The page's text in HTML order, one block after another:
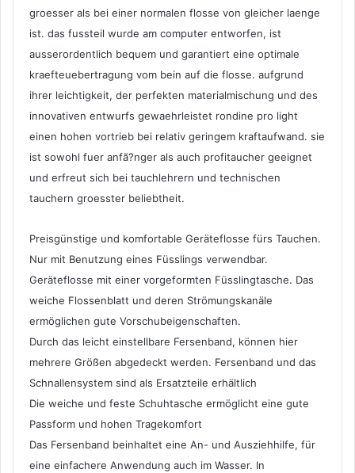
groesser als bei einer normalen flosse von gleicher laenge
ist. das fussteil wurde am computer entworfen, ist
ausserordentlich bequem und garantiert eine optimale
kraefteuebertragung vom bein auf die flosse. aufgrund
ihrer leichtigkeit, der perfekten materialmischung und des
innovativen entwurfs gewaehrleistet rondine pro light
einen hohen vortrieb bei relativ geringem kraftaufwand. sie
ist sowohl fuer anfã?nger als auch profitaucher geeignet
und erfreut sich bei tauchlehrern und technischen
tauchern groesster beliebtheit.
Preisgünstige und komfortable Geräteflosse fürs Tauchen.
Nur mit Benutzung eines Füsslings verwendbar.
Geräteflosse mit einer vorgeformten Füsslingtasche. Das
weiche Flossenblatt und deren Strömungskanäle
ermöglichen gute Vorschubeigenschaften.
Durch das leicht einstellbare Fersenband, können hier
mehrere Größen abgedeckt werden. Fersenband und das
Schnallensystem sind als Ersatzteile erhältlich
Die weiche und feste Schuhtasche ermöglicht eine gute
Passform und hohen Tragekomfort
Das Fersenband beinhaltet eine An- und Ausziehhilfe, für
eine einfachere Anwendung auch im Wasser. In